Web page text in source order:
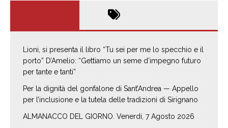
Lioni, si presenta il libro “Tu sei per me lo specchio e il
porto” D’Amelio: “Gettiamo un seme d’impegno futuro
per tante e tanti”
Per la dignità del gonfalone di Sant’Andrea — Appello
per l’inclusione e la tutela delle tradizioni di Sirignano
ALMANACCO DEL GIORNO. Venerdí, 7 Agosto 2026